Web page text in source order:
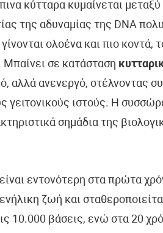
κύτταρα κυμαίνεται
της αδυναμίας της DNA
ολοένα και πιο κοντά,
Μπαίνει σε κατάσταση
αλλά ανενεργό, στέλνοντας
γειτονικούς ιστούς. Η
σημάδια της
εντονότερη στα πρώτα
ζωή και
10.000 βάσεις, ενώ στα 20